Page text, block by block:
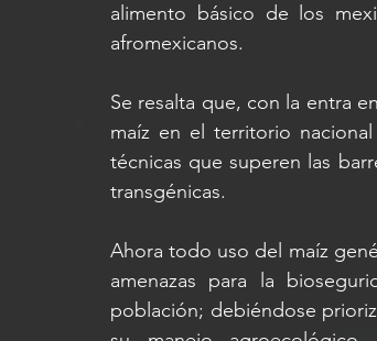
alimento básico de los
afromexicanos.
Se resalta que, con la entra
maíz en el territorio
técnicas que superen las
transgénicas.
Ahora todo uso del maíz
amenazas para la
población; debiéndose